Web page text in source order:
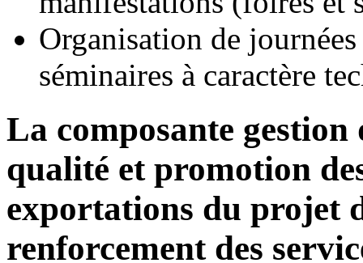
Organisation de journées
séminaires à caractère
La composante gestion
qualité et promotion
exportations du projet
renforcement des